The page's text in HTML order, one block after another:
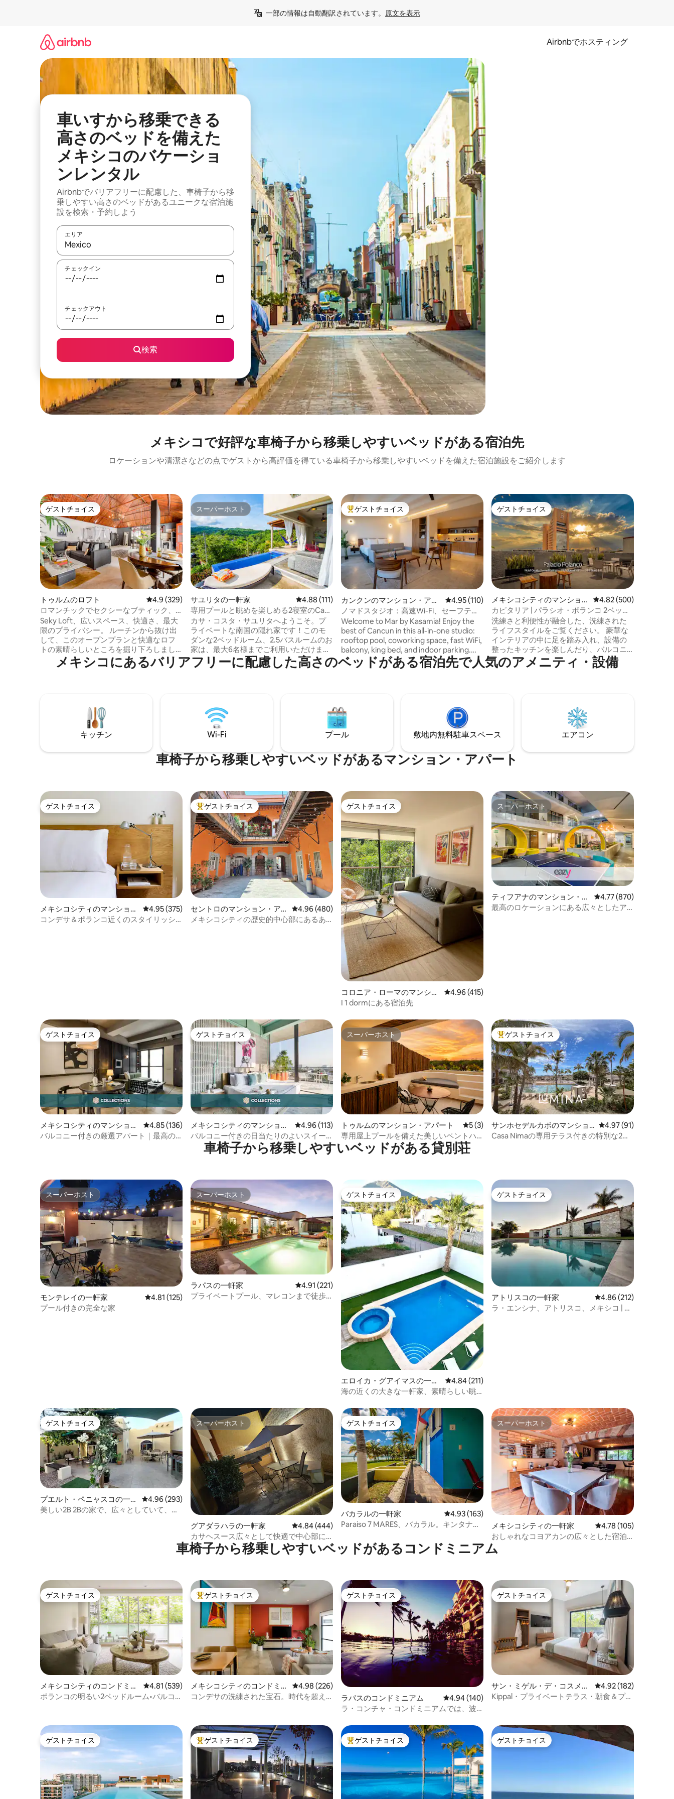
一部の情報は自動翻訳されています。 原文を表示
Airbnbでホスティング
車いすから移乗できる
高さのベッドを備えた
メキシコのバケーショ
ンレンタル
Airbnbでバリアフリーに配慮した、車椅子から移
乗しやすい高さのベッドがあるユニークな宿泊施
設を検索・予約しよう
エリア
検索結果が表示されたら、上下の矢印キーを使って移動するか、画面をタッチまたはスワイプして検索結果を確認することができます。
チェックイン
チェックアウト
検索
メキシコで好評な車椅子から移乗しやすいベッドがある宿泊先
ロケーションや清潔さなどの点でゲストから高評価を得ている車椅子から移乗しやすいベッドを備えた宿泊施設をご紹介します
ゲストチョイス
ゲストチョイス
トゥルムのロフト レビュー329件、5つ星中4.9つ星の平均評価
4.9 (329)
ロマンチックでセクシーなブティック、
プライベートジャグジー
Seky Loft、広いスペース、快適さ、最大
限のプライバシー。 ルーチンから抜け出
して、このオープンプランと快適なロフ
トの素晴らしいところを掘り下ろしまし
ょう。 外側は居心地の良い家です。内側
は芸術的な表現と快適さに満ちたユニー
ラは完全に消毒され、新型コロナウイル
スを含む微生物の衛生と破壊が確保され
ア、色彩、家具、デザイナーのアクセサ
リブ海スタイルで手作りされた非常に高
い天井、大きな窓、そして同時に絶対的
時間体制のセキュリティと対応のための
パーソナライズされたサービスを提供し
ています。 トゥルムの中心部にあり、メ
キシコの町の本物の味に囲まれていま
す。 周辺はとても静かでアクセスしやす
いです。 数歩先には小さなレストランが
あり、薬局やコンビニもあります。 セキ
ュリティと24時間のサポートがありま
す。 200メートルに加え、トゥルムの中心
部にあるおしゃれな通りには、さまざま
なレストラン、バー、ショップ、あらゆ
るサービスがあります。 タクシー（非常
に安い）と自転車レンタルをすぐに利用
できます。 ロフトの前には駐車できま
す。 空港送迎サービス-ロフト、自転車レ
スーパーホスト
スーパーホスト
サユリタの一軒家 レビュー111件、5つ星中4.88つ星の平均評価
4.88 (111)
専用プールと眺めを楽しめる2寝室のCasa
Costa Sayulita
カサ・コスタ・サユリタへようこそ。プ
ライベートな南国の隠れ家です！このモ
ダンな2ベッドルーム、2.5バスルームのお
家は、最大6名様までご利用いただけま
す。ユニークな屋内外のリビングスペー
ス、プライベートのディッピングプー
に融合した場所をお楽しみください。サ
ユリタのビーチ、サーフィン、レストラ
ン、カフェ、ブティックショップ、活気
あるナイトライフまで徒歩わずか15分／ゴ
探索して、サユリタの魔法を体験しまし
ょう！
大好評のゲストチョイスです。
ゲストチョイス
カンクンのマンション・アパ
ート
レビュー110件、5つ星中4.95つ星の平均評価
4.95 (110)
ノマドスタジオ：高速Wi-Fi、セーフティ
ボックス、屋上プール
Welcome to Mar by Kasamia! Enjoy the
best of Cancun in this all-in-one studio:
rooftop pool, coworking space, fast WiFi,
balcony, king bed, and indoor parking.
Near restaurants, parks, and top
attractions. Whether for work or
ゲストチョイス
ゲストチョイス
メキシコシティのマンショ
ン・アパート
レビュー500件、5つ星
4.82 (500)
カピタリア | パラシオ・ポランコ 2ベッド
ルーム プライム、ジム + Wi-Fi
洗練さと利便性が融合した、洗練された
ライフスタイルをご覧ください。 豪華な
インテリアの中に足を踏み入れ、設備の
整ったキッチンを楽しんだり、バルコニ
ーでリラックスしたりしましょう。 個別
のエアコンで快適に過ごし、四季折々の
ょう。 敷地内のランドリールームで毎日
の面倒な作業を簡素化し、ビジネスセン
ターで常に接続しましょう。 ポランコの
都会の楽園、ホメロ1410で豪華なひとと
メキシコにあるバリアフリーに配慮した高さのベッドがある宿泊先で人気のアメニティ・設備
キッチン Wi-Fi プール 敷地内無料駐⁠車ス⁠ペ⁠ー⁠ス エアコン
車椅子から移乗しやすいベッドがあるマンション・アパート
ゲストチョイス
ゲストチョイス
メキシコシティのマンショ
ン・アパート
レビュー375件、5つ星中4.95つ星の平均評価
4.95 (375)
コンデサ＆ポランコ近くのスタイリッシ
大好評のゲストチョイスです。
ゲストチョイス
セントロのマンション・ア
パート
レビュー480件、5つ星中4.96つ星の平均評価
4.96 (480)
メキシコシティの歴史的中心部にあるあ
ゲストチョイス
ゲストチョイス
コロニア・ローマのマンショ
ン・アパート
レビュー415件、5つ星中4.96つ星の平均評価
4.96 (415)
I 1 dormにある宿泊先
スーパーホスト
スーパーホスト
ティフアナのマンション・ア
パート
レビュー870件、5つ
4.77 (870)
最高のロケーションにある広々としたア
ゲストチョイス
ゲストチョイス
メキシコシティのマンショ
ン・アパート
レビュー136件、5つ星中4.85つ星の平均評価
4.85 (136)
バルコニー付きの厳選アパート｜最高の
ゲストチョイス
ゲストチョイス
メキシコシティのマンショ
ン・アパート
レビュー113件、5つ星中4.96つ星の平均評価
4.96 (113)
バルコニー付きの日当たりのよいスイー
ト｜屋上テラス、ジム、ラウンジ
スーパーホスト
スーパーホスト
トゥルムのマンション・アパート レビュー3件、5つ星中5つ星の平均評価
5 (3)
専用屋上プールを備えた美しいペントハ
ウス
大好評のゲストチョイスです。
ゲストチョイス
サンホセデルカボのマンショ
ン・アパート
レビュー91件、5つ
4.97 (91)
Casa Nimaの専用テラス付きの特別な2寝
車椅子から移乗しやすいベッドがある貸別荘
スーパーホスト
スーパーホスト
モンテレイの一軒家 レビュー125件、5つ星中4.81つ星の平均評価
4.81 (125)
プール付きの完全な家
スーパーホスト
スーパーホスト
ラパスの一軒家 レビュー221件、5つ星中4.91つ星の平均評価
4.91 (221)
プライベートプール、マレコンまで徒歩
ゲストチョイス
ゲストチョイス
エロイカ・グアイマスの一軒
家
レビュー211件、5つ星中4.84つ星の平均評価
4.84 (211)
海の近くの大きな一軒家、素晴らしい眺
ゲストチョイス
ゲストチョイス
アトリスコの一軒家 レビュー212件、5つ
4.86 (212)
ラ・エンシナ、アトリスコ、メキシコ | ラ
ゲストチョイス
ゲストチョイス
プエルト・ペニャスコの一軒
家
レビュー293件、5つ星中4.96つ星の平均評価
4.96 (293)
美しい2B 2Bの家で、広々としていて、と
スーパーホスト
スーパーホスト
グアダラハラの一軒家 レビュー444件、5つ星中4.84つ星の平均評価
4.84 (444)
カサヘスース広々として快適で中心部に
位置するヘスス・イン！
ゲストチョイス
ゲストチョイス
バカラルの一軒家 レビュー163件、5つ星中4.93つ星の平均評価
4.93 (163)
Paraiso 7 MARES、バカラル。キンタナロ
スーパーホスト
スーパーホスト
メキシコシティの一軒家 レビュー105件、5つ
4.78 (105)
おしゃれなコヨアカンの広々とした宿泊
先
車椅子から移乗しやすいベッドがあるコンドミニアム
ゲストチョイス
ゲストチョイス
メキシコシティのコンドミニ
アム
レビュー539件、5つ星中4.81つ星の平均評価
4.81 (539)
ポランコの明るい2ベッドルーム•バルコニ
大好評のゲストチョイスです。
ゲストチョイス
メキシコシティのコンドミニ
アム
レビュー226件、5つ星中4.98つ星の平均評価
4.98 (226)
コンデサの洗練された宝石。時代を超え
ゲストチョイス
ゲストチョイス
ラパスのコンドミニアム レビュー140件、5つ星中4.94つ星の平均評価
4.94 (140)
ラ・コンチャ・コンドミニアムでは、波
ゲストチョイス
ゲストチョイス
サン・ミゲル・デ・コスメル
のコンドミニアム
レビュー182件、5つ
4.92 (182)
Kippal・プライベートテラス・朝食＆プー
ゲストチョイス
ゲストチョイス 大好評のゲストチョイスです。
ゲストチョイス 大好評のゲストチョイスです。
ゲストチョイス ゲストチョイス
ゲストチョイス